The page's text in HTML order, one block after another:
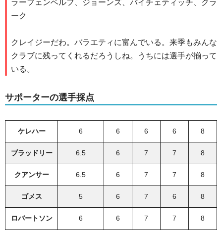
ラーフェンベルフ、ジョーンズ、バイチェティッチ、クラ
ーク
クレイジーだわ。バラエティに富んでいる。来季もみんな
クラブに残ってくれるだろうしね。うちには選手が揃って
いる。
サポーターの選手採点
ケレハー 6 6 6 6 8
ブラッドリー 6.5 6 7 7 8
クアンサー 6.5 6 7 7 8
ゴメス 5 6 7 6 8
ロバートソン 6 6 7 7 8